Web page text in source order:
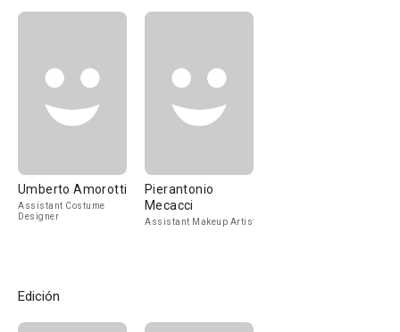
Umberto Amorotti
Assistant Costume
Designer
Pierantonio
Mecacci
Assistant Makeup Artist
Edición